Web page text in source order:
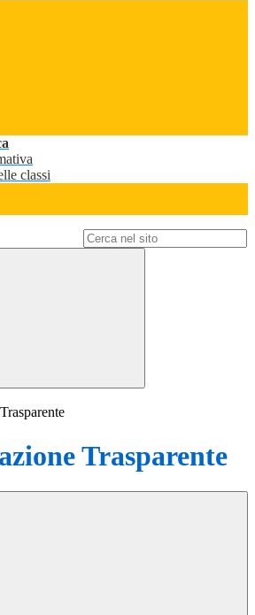
classi
Trasparente